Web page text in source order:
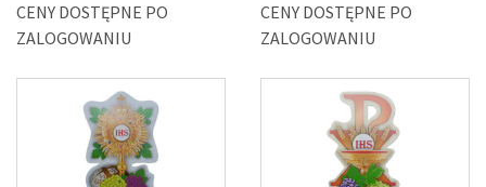
CENY DOSTĘPNE PO
ZALOGOWANIU
CENY DOSTĘPNE PO
ZALOGOWANIU